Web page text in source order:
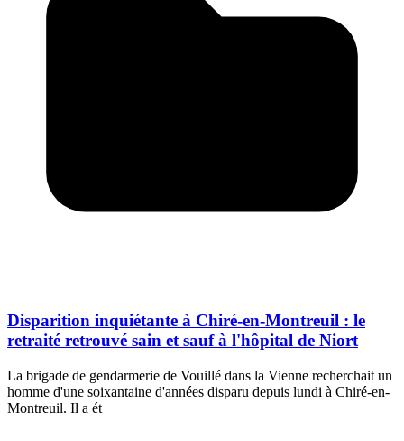
Disparition inquiétante à Chiré-en-Montreuil : le
retraité retrouvé sain et sauf à l'hôpital de Niort
La brigade de gendarmerie de Vouillé dans la Vienne recherchait un
homme d'une soixantaine d'années disparu depuis lundi à Chiré-en-
Montreuil. Il a ét